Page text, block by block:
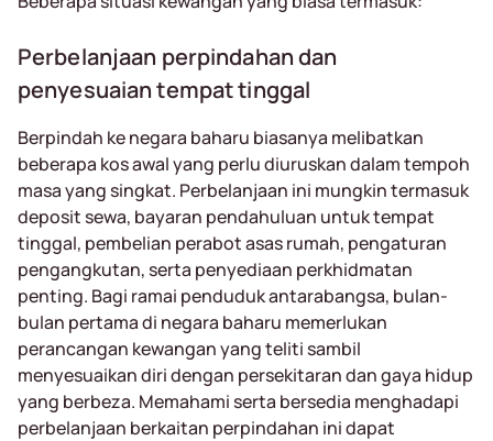
Perbelanjaan perpindahan dan
penyesuaian tempat tinggal
Berpindah ke negara baharu biasanya melibatkan
beberapa kos awal yang perlu diuruskan dalam tempoh
masa yang singkat. Perbelanjaan ini mungkin termasuk
deposit sewa, bayaran pendahuluan untuk tempat
tinggal, pembelian perabot asas rumah, pengaturan
pengangkutan, serta penyediaan perkhidmatan
penting. Bagi ramai penduduk antarabangsa, bulan-
bulan pertama di negara baharu memerlukan
perancangan kewangan yang teliti sambil
menyesuaikan diri dengan persekitaran dan gaya hidup
yang berbeza. Memahami serta bersedia menghadapi
perbelanjaan berkaitan perpindahan ini dapat